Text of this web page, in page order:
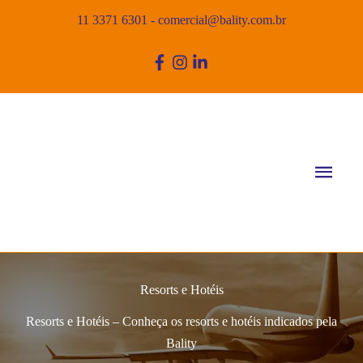
11 3371 6301 - comercial@bality.com.br
Resorts e Hotéis
Resorts e Hotéis – Conheça os resorts e hotéis indicados pela
Bality